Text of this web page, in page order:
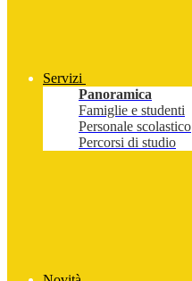
Servizi
Panoramica
Famiglie e studenti
Personale scolastico
Percorsi di studio